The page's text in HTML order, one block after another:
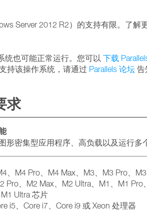
Server 2012 R2）的支持有限。了解
统也可能正常运行。您可以 下载
持该操作系统，请通过 Parallels 论坛 告
求
形密集型应用程序、高负载以及运行多
、M4 Pro、M4 Max、M3、M3 Pro、
Pro、M2 Max、M2 Ultra、M1、M1 Pro
Ultra 芯片
i5、Core i7、Core i9 或 Xeon 处理器